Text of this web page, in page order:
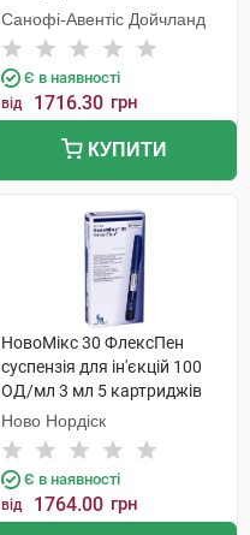
Санофі-Авентіс Дойчланд
Є в наявності
від 1716.30 грн
КУПИТИ
НовоМікс 30 ФлексПен
суспензія для ін'єкцій 100
ОД/мл 3 мл 5 картриджів
Ново Нордіск
Є в наявності
від 1764.00 грн